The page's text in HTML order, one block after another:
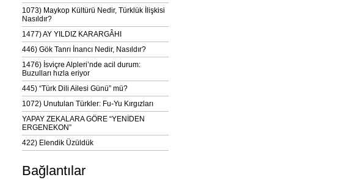
1073) Maykop Kültürü Nedir, Türklük İlişkisi
Nasıldır?
1477) AY YILDIZ KARARGÂHI
446) Gök Tanrı İnancı Nedir, Nasıldır?
1476) İsviçre Alpleri’nde acil durum:
Buzulları hızla eriyor
445) “Türk Dili Ailesi Günü” mü?
1072) Unutulan Türkler: Fu-Yu Kırgızları
YAPAY ZEKALARA GÖRE “YENİDEN
ERGENEKON”
422) Elendik Üzüldük
Bağlantılar